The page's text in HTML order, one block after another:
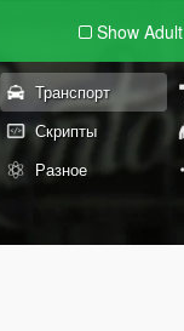
Show Adult
Транспорт
Скрипты
Разное